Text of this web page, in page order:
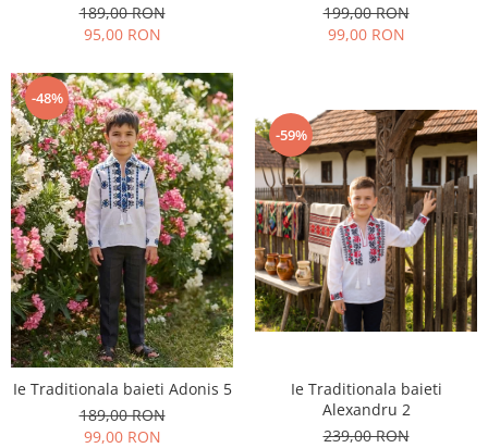
189,00 RON
95,00 RON
199,00 RON
99,00 RON
-48%
Ie Traditionala baieti Adonis 5
189,00 RON
99,00 RON
-59%
Ie Traditionala baieti
Alexandru 2
239,00 RON